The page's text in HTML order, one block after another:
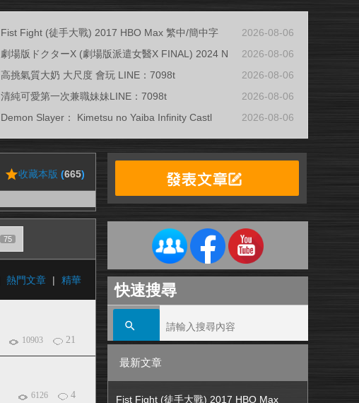
Fist Fight (徒手大戰) 2017 HBO Max 繁中/簡中字
2026-08-06
劇場版ドクターX (劇場版派遣女醫X FINAL) 2024 N
2026-08-06
高挑氣質大奶 大尺度 會玩 LINE：7098t
2026-08-06
清純可愛第一次兼職妹妹LINE：7098t
2026-08-06
Demon Slayer： Kimetsu no Yaiba Infinity Castl
2026-08-06
收藏本版 (665)
75
熱門文章 | 精華
10903 21
6126 4
快速搜尋
最新文章
Fist Fight (徒手大戰) 2017 HBO Max